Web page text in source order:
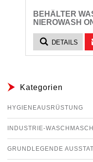
BEHÄLTER
NIEROWASH
DETAILS
Kategorien
HYGIENEAUSRÜSTUNG
INDUSTRIE-
GRUNDLEGENDE